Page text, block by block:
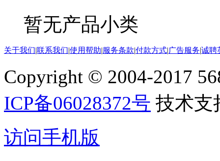
暂无产品小类
关于我们|联系我们|使用帮助|服务条款|付款方式|广告服务|诚聘
Copyright © 2004-2017
ICP备06028372号 技术支
访问手机版